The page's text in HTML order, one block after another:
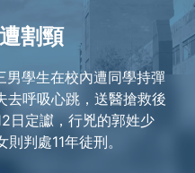
割頸
學生在校內遭同學持彈
去呼吸心跳，送醫搶救後
日定讞，行兇的郭姓少
判處11年徒刑。